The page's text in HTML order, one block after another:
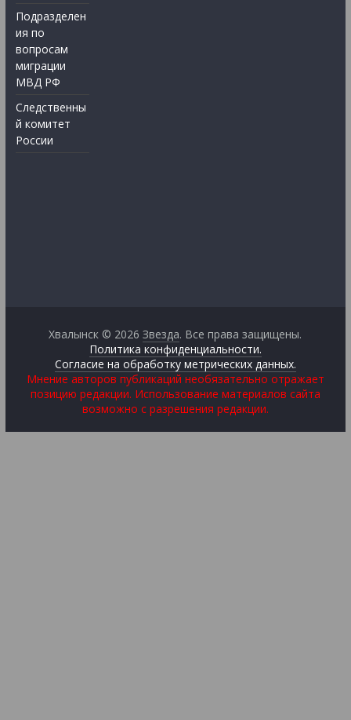
Подразделен
ия по
вопросам
миграции
МВД РФ
Следственны
й комитет
России
Хвалынск © 2026Звезда. Все права защищены.
Политика конфиденциальности.
Согласие на обработку метрических данных.
Мнение авторов публикаций необязательно отражает
позицию редакции. Использование материалов сайта
возможно с разрешения редакции.